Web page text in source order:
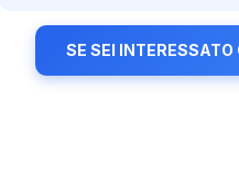
SE SEI INTERESSATO